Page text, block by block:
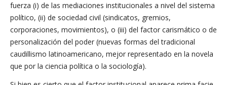
fuerza (i) de las mediaciones institucionales a nivel del sistema
político, (ii) de sociedad civil (sindicatos, gremios,
corporaciones, movimientos), o (iii) del factor carismático o de
personalización del poder (nuevas formas del tradicional
caudillismo latinoamericano, mejor representado en la novela
que por la ciencia política o la sociología).